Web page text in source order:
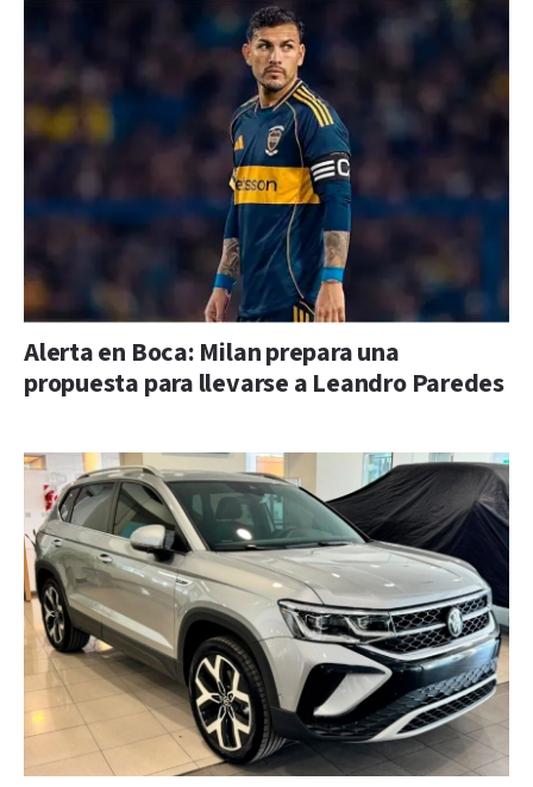
Alerta en Boca: Milan prepara una
propuesta para llevarse a Leandro Paredes